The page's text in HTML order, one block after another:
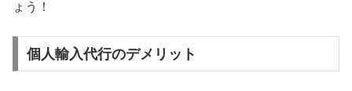
ょう！
個人輸入代行のデメリット